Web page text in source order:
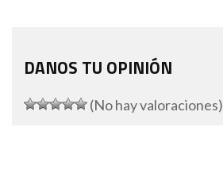
DANOS TU OPINIÓN
(No hay valoraciones)